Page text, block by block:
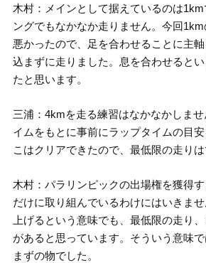
木村：メインとして据えているのは
ングでもなかなか走りません。今回
悪かったので、足を合わせることに主
込まずに走りました。息を合わせると
たと思います。
三浦：4kmを走る練習はなかなかしま
イムをもとに事前にラップタイムの目
こはクリアできたので、最低限の走りは
木村：パラリンピックの出場権を獲得
だけに取り組んでいるわけにはいきま
上げるという意味でも、最低限の走り
があると思っています。そういう意味
まずの物でした。